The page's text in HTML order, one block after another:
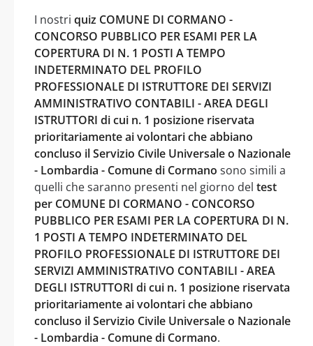
I nostri quiz COMUNE DI CORMANO -
CONCORSO PUBBLICO PER ESAMI PER LA
COPERTURA DI N. 1 POSTI A TEMPO
INDETERMINATO DEL PROFILO
PROFESSIONALE DI ISTRUTTORE DEI SERVIZI
AMMINISTRATIVO CONTABILI - AREA DEGLI
ISTRUTTORI di cui n. 1 posizione riservata
prioritariamente ai volontari che abbiano
concluso il Servizio Civile Universale o Nazionale
- Lombardia - Comune di Cormano sono simili a
quelli che saranno presenti nel giorno del test
per COMUNE DI CORMANO - CONCORSO
PUBBLICO PER ESAMI PER LA COPERTURA DI N.
1 POSTI A TEMPO INDETERMINATO DEL
PROFILO PROFESSIONALE DI ISTRUTTORE DEI
SERVIZI AMMINISTRATIVO CONTABILI - AREA
DEGLI ISTRUTTORI di cui n. 1 posizione riservata
prioritariamente ai volontari che abbiano
concluso il Servizio Civile Universale o Nazionale
- Lombardia - Comune di Cormano.